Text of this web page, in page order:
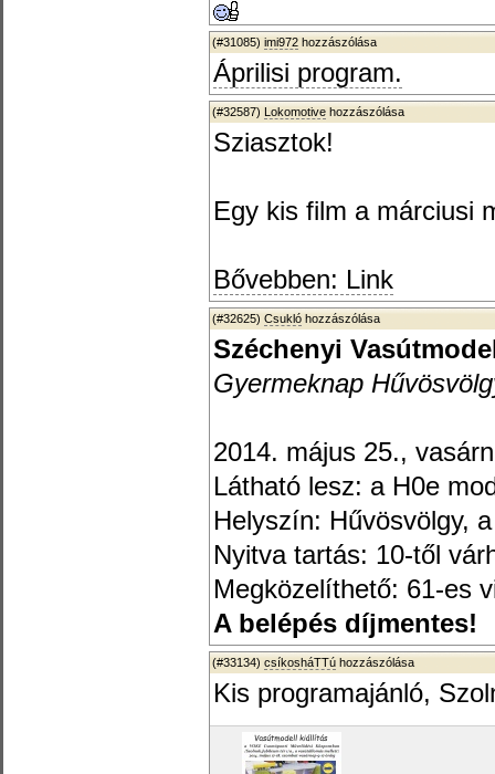
(#31085) imi972 hozzászólása
Áprilisi program.
(#32587) Lokomotive hozzászólása
Sziasztok!
Egy kis film a márciusi
Bővebben: Link
(#32625) Csukló hozzászólása
Széchenyi
Gyermeknap
2014. május 25.,
Látható lesz: a H0e
Helyszín: Hűvösvölgy,
Nyitva tartás: 10-től
Megközelíthető: 61-es
A belépés díjmentes!
(#33134) csíkosháTTú hozzászólása
Kis programajánló,